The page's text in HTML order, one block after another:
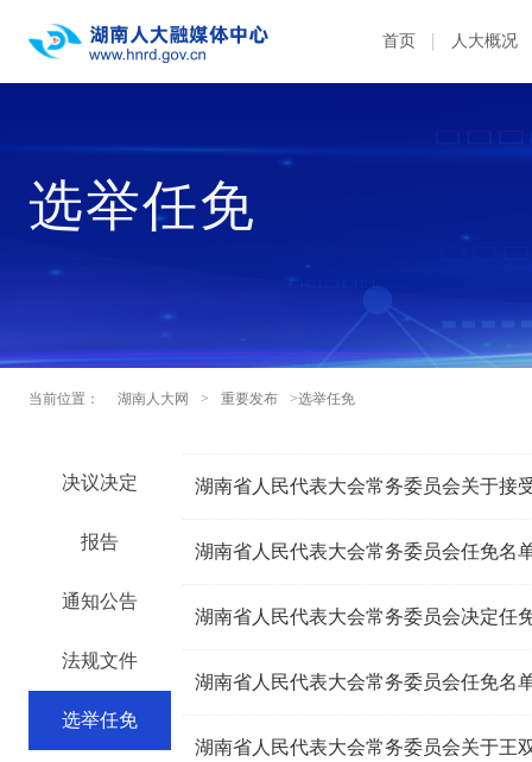
首页 人大概况
选举任免
当前位置： 湖南人大网 > 重要发布 >选举任免
决议决定
报告
通知公告
法规文件
选举任免
湖南省人民代表大会常务委员会任免名
湖南省人民代表大会常务委员会决定任
湖南省人民代表大会常务委员会任免名